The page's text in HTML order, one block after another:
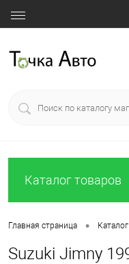
Каталог товаров
Главная страница •
Suzuki Jimny